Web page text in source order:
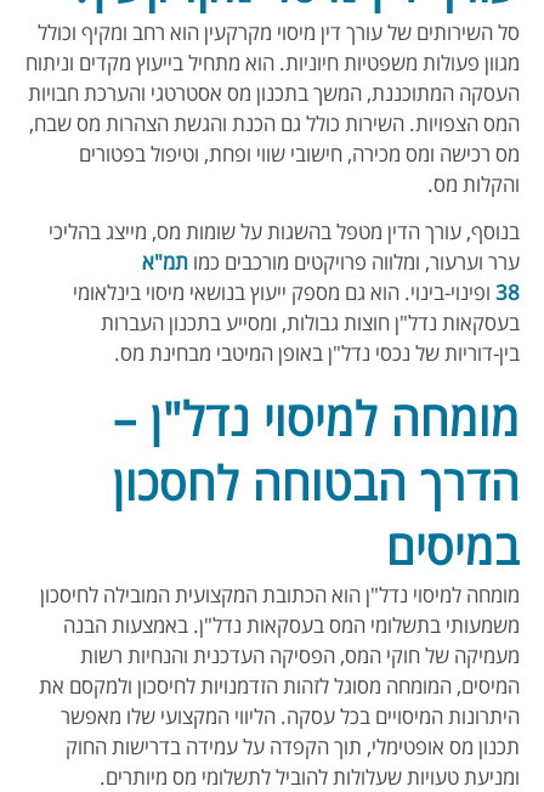
סל השירותים של עורך דין מיסוי מקרקעין הוא רחב ומקיף וכולל
מגוון פעולות משפטיות חיוניות. הוא מתחיל בייעוץ מקדים וניתוח
העסקה המתוכננת, המשך בתכנון מס אסטרטגי והערכת חבויות
המס הצפויות. השירות כולל גם הכנת והגשת הצהרות מס שבח,
מס רכישה ומס מכירה, חישובי שווי ופחת, וטיפול בפטורים
והקלות מס.
בנוסף, עורך הדין מטפל בהשגות על שומות מס, מייצג בהליכי
ערר וערעור, ומלווה פרויקטים מורכבים כמו תמ"א
38 ופינוי-בינוי. הוא גם מספק ייעוץ בנושאי מיסוי בינלאומי
בעסקאות נדל"ן חוצות גבולות, ומסייע בתכנון העברות
בין-דוריות של נכסי נדל"ן באופן המיטבי מבחינת מס.
מומחה למיסוי נדל"ן –
הדרך הבטוחה לחסכון
במיסים
מומחה למיסוי נדל"ן הוא הכתובת המקצועית המובילה לחיסכון
משמעותי בתשלומי המס בעסקאות נדל"ן. באמצעות הבנה
מעמיקה של חוקי המס, הפסיקה העדכנית והנחיות רשות
המיסים, המומחה מסוגל לזהות הזדמנויות לחיסכון ולמקסם את
היתרונות המיסויים בכל עסקה. הליווי המקצועי שלו מאפשר
תכנון מס אופטימלי, תוך הקפדה על עמידה בדרישות החוק
ומניעת טעויות שעלולות להוביל לתשלומי מס מיותרים.